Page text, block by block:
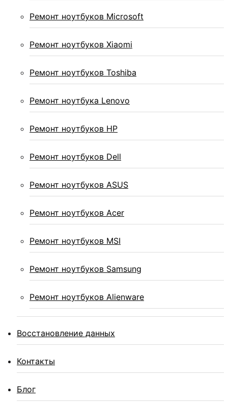
Ремонт ноутбуков Microsoft
Ремонт ноутбуков Xiaomi
Ремонт ноутбуков Toshiba
Ремонт ноутбука Lenovo
Ремонт ноутбуков HP
Ремонт ноутбуков Dell
Ремонт ноутбуков ASUS
Ремонт ноутбуков Acer
Ремонт ноутбуков MSI
Ремонт ноутбуков Samsung
Ремонт ноутбуков Alienware
Восстановление данных
Контакты
Блог